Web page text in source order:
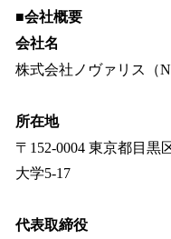
■会社概要
会社名
株式会社ノヴァリス（
所在地
〒152-0004 東京都目黒
大学5-17
代表取締役